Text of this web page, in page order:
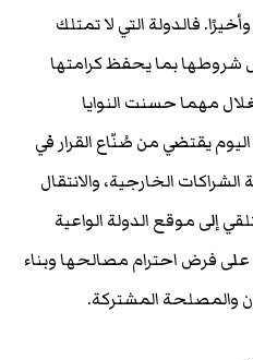
فالدولة التي لا تمتلك
شروطها بما يحفظ كرامتها
مهما حسنت النوايا
يقتضي من صُنّاع القرار في
الخارجية، والانتقال
إلى موقع الدولة الواعية
على فرض احترام مصالحها وبناء
والمصلحة المشتركة.